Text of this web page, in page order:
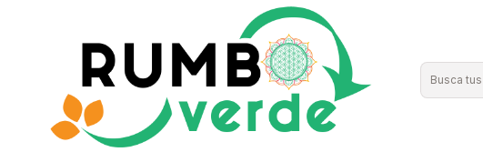
Envío gratis por compras sobre los 59.990 en la provincia de Santiago
bsale LLanquihue - Cafe organico molido 250grs